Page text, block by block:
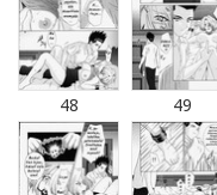
48 49